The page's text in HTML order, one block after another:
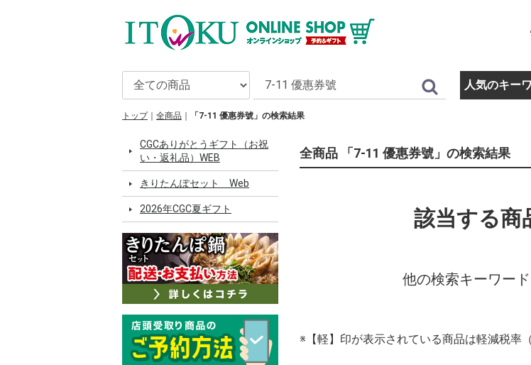
人気のキー
トップ 全商品 「7-11 優惠券號」の検索結果
CGCありがとうギフト（お祝
い・返礼品）WEB
きりたんぽセット Web
2026年CGC夏ギフト
全商品 「7-11 優惠券號」の検索結果
該当する商
他の検索キーワー
※【軽】印が表示されている商品は軽減税率